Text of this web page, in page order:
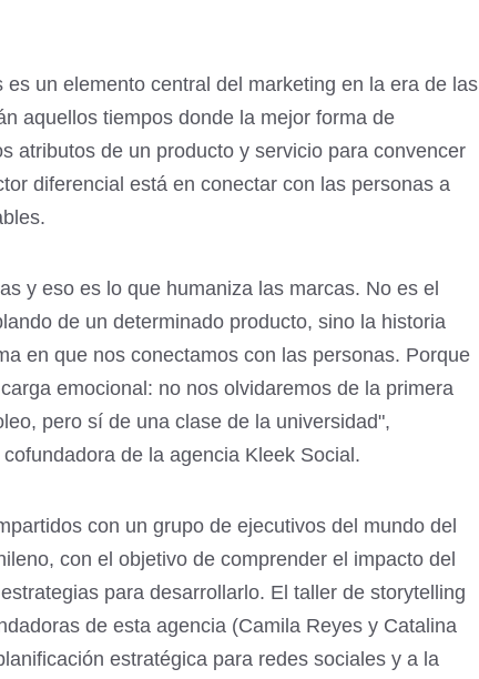
es un elemento central del marketing en la era de las
aquellos tiempos donde la mejor forma de
atributos de un producto y servicio para convencer
diferencial está en conectar con las personas a
y eso es lo que humaniza las marcas. No es el
de un determinado producto, sino la historia
en que nos conectamos con las personas. Porque
emocional: no nos olvidaremos de la primera
pero sí de una clase de la universidad",
de la agencia Kleek Social.
con un grupo de ejecutivos del mundo del
con el objetivo de comprender el impacto del
para desarrollarlo. El taller de storytelling
de esta agencia (Camila Reyes y Catalina
estratégica para redes sociales y a la